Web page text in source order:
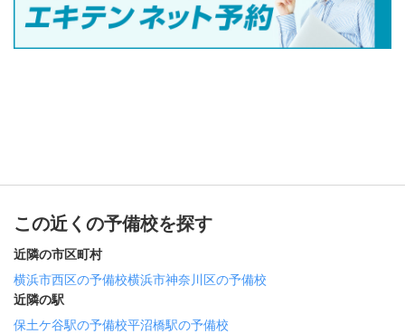
この近くの予備校を探す
近隣の市区町村
横浜市西区の予備校横浜市神奈川区の予備校
近隣の駅
保土ケ谷駅の予備校平沼橋駅の予備校